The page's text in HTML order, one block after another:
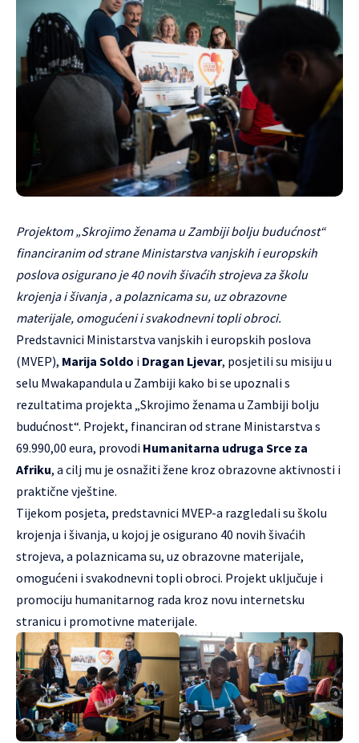
Projektom „Skrojimo ženama u Zambiji bolju budućnost“
financiranim od strane Ministarstva vanjskih i europskih
poslova osigurano je40 novih šivaćih strojevaza školu
krojenja i šivanja , a polaznicama su, uz obrazovne
materijale, omogućeni i svakodnevni topli obroci.
Predstavnici Ministarstva vanjskih i europskih poslova
(MVEP), Marija Soldo i Dragan Ljevar, posjetili su misiju u
selu Mwakapandula u Zambiji kako bi se upoznali s
rezultatima projekta „Skrojimo ženama u Zambiji bolju
budućnost“. Projekt, financiran od strane Ministarstva s
69.990,00 eura, provodi Humanitarna udruga Srce za
Afriku, a cilj mu je osnažiti žene kroz obrazovne aktivnosti i
praktične vještine.
Tijekom posjeta, predstavnici MVEP-a razgledali su školu
krojenja i šivanja, u kojoj je osigurano 40 novih šivaćih
strojeva, a polaznicama su, uz obrazovne materijale,
omogućeni i svakodnevni topli obroci. Projekt uključuje i
promociju humanitarnog rada kroz novu internetsku
stranicu i promotivne materijale.